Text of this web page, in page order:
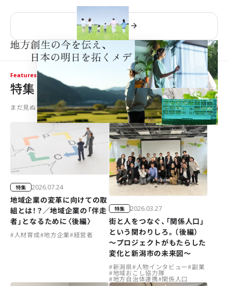
もっとみる
Features
特集
まだ見ぬ可能性を掘り下げる、地域イノベーションの最前線
特集 2026.07.24
地域企業の変革に向けての取
組とは！？／地域企業の「伴走
者」となるために〈後編〉
# 人材育成#地方企業#経営者
特集 2026.03.27
街と人をつなぐ、「関係人口」
という関わりしろ。（後編）
～プロジェクトがもたらした
変化と新潟市の未来図～
#新潟県# 人物インタビュー#副業
#地域おこし協力隊
#地方自治体連携#関係人口